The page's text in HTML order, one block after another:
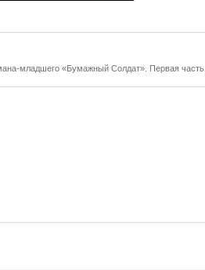
младшего «Бумажный Солдат». Первая часть.